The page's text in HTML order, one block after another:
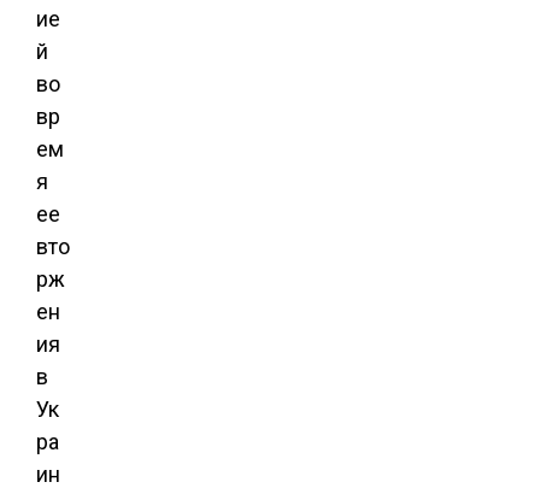
ие
й
во
вр
ем
я
ее
вто
рж
ен
ия
в
Ук
ра
ин